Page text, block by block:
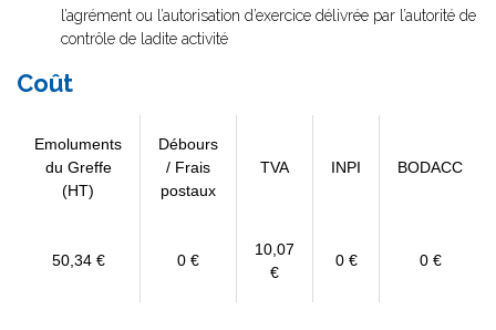
l’agrément ou l’autorisation d’exercice délivrée par l’autorité de
contrôle de ladite activité
Coût
Emoluments
du Greffe
(HT)
Débours
/ Frais
postaux
TVA INPI BODACC
50,34 € 0 €
10,07
€
0 € 0 €